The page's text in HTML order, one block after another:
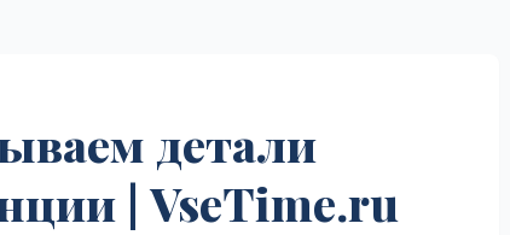
детали
| VseTime.ru